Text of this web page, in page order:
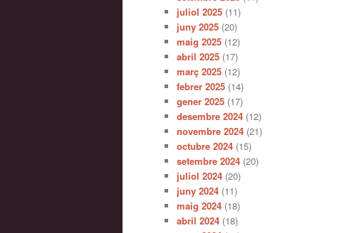
juliol 2025 (11)
juny 2025 (20)
maig 2025 (12)
abril 2025 (17)
març 2025 (12)
febrer 2025 (14)
gener 2025 (17)
desembre 2024 (12)
novembre 2024 (21)
octubre 2024 (15)
setembre 2024 (20)
juliol 2024 (20)
juny 2024 (11)
maig 2024 (18)
abril 2024 (18)